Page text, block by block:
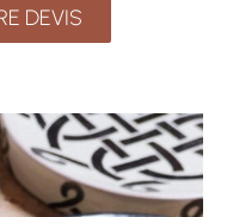
DEVIS